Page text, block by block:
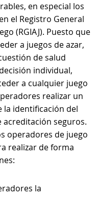
en especial los
el Registro General
(RGIAJ). Puesto que
a juegos de azar,
de salud
individual,
a cualquier juego
realizar un
la identificación del
seguros.
operadores de juego
realizar de forma
la